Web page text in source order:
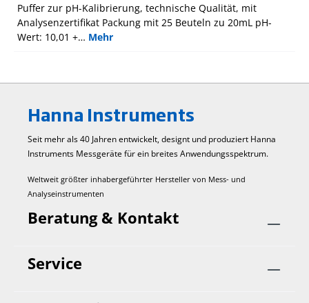
Puffer zur pH-Kalibrierung, technische Qualität, mit
Analysenzertifikat Packung mit 25 Beuteln zu 20mL pH-
Wert: 10,01 +… Mehr
Hanna Instruments
Seit mehr als 40 Jahren entwickelt, designt und produziert Hanna
Instruments Mess­geräte für ein breites Anwendungs­spektrum.
Weltweit größter inhabergeführter Hersteller von Mess- und
Analyseinstrumenten
Beratung & Kontakt
Service